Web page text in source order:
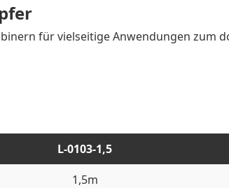
für vielseitige Anwendungen zum
L-0103-1,5
1,5m